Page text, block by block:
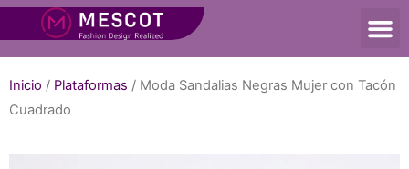
Inicio / Plataformas / Moda Sandalias Negras Mujer con Tacón
Cuadrado